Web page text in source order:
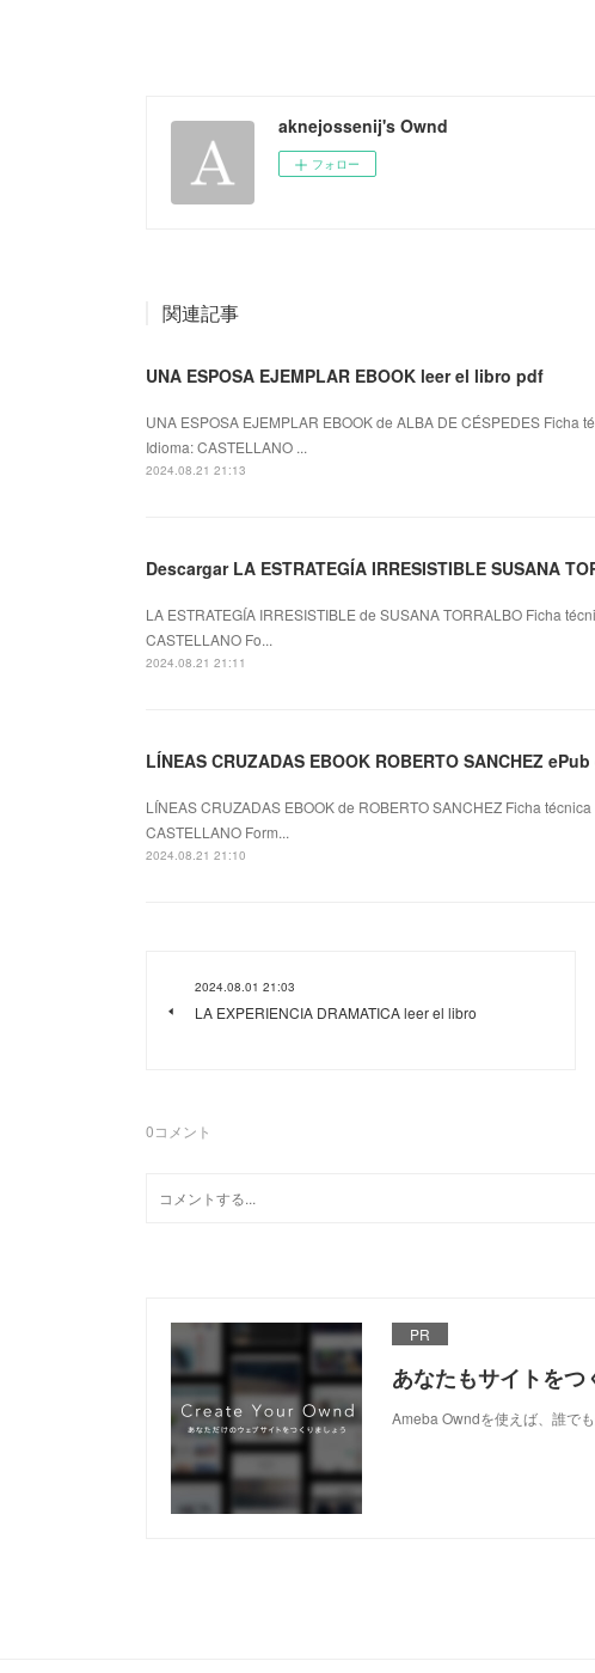
aknejossenij's Ownd
フォロー
関連記事
UNA ESPOSA EJEMPLAR EBOOK leer el libro pdf
UNA ESPOSA EJEMPLAR EBOOK de ALBA DE CÉSPEDES Ficha
Idioma: CASTELLANO ...
2024.08.21 21:13
Descargar LA ESTRATEGÍA IRRESISTIBLE SUSANA
LA ESTRATEGÍA IRRESISTIBLE de SUSANA TORRALBO Ficha
CASTELLANO Fo...
2024.08.21 21:11
LÍNEAS CRUZADAS EBOOK ROBERTO SANCHEZ
LÍNEAS CRUZADAS EBOOK de ROBERTO SANCHEZ Ficha
CASTELLANO Form...
2024.08.21 21:10
2024.08.01 21:03
LA EXPERIENCIA DRAMATICA leer el libro
0コメント
PR
あなたもサイトを
Ameba Owndを使えば、誰で